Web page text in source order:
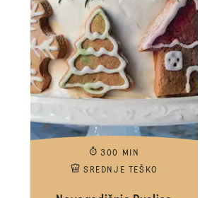
300 MIN
SREDNJE TEŠKO